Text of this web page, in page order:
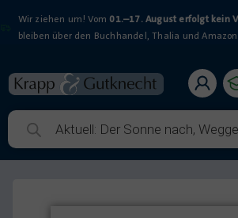
Wir ziehen um! Vom 01.–17. August erfolgt kein
bleiben über den Buchhandel, Thalia und